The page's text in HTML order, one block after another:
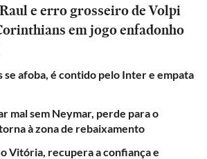
e erro grosseiro de Volpi
em jogo enfadonho
se afoba, é contido pelo Inter e empata
mal sem Neymar, perde para o
à zona de rebaixamento
Vitória, recupera a confiança e